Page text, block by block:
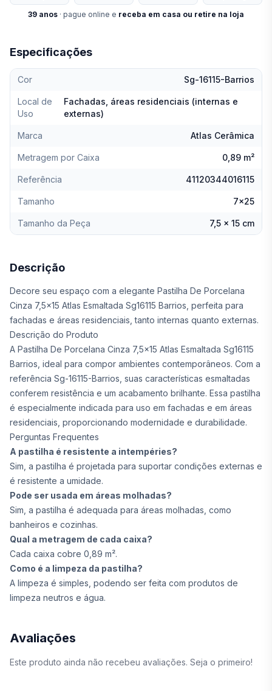
Especificações
Cor Sg-16115-Barrios
Local de
Uso
Fachadas, áreas residenciais (internas e
externas)
Marca Atlas Cerâmica
Metragem por Caixa 0,89 m²
Referência 41120344016115
Tamanho 7x25
Tamanho da Peça 7,5 x 15 cm
Descrição
Decore seu espaço com a elegante Pastilha De Porcelana
Cinza 7,5x15 Atlas Esmaltada Sg16115 Barrios, perfeita para
fachadas e áreas residenciais, tanto internas quanto externas.
Descrição do Produto
A Pastilha De Porcelana Cinza 7,5x15 Atlas Esmaltada Sg16115
Barrios, ideal para compor ambientes contemporâneos. Com a
referência Sg-16115-Barrios, suas características esmaltadas
conferem resistência e um acabamento brilhante. Essa pastilha
é especialmente indicada para uso em fachadas e em áreas
residenciais, proporcionando modernidade e durabilidade.
Perguntas Frequentes
A pastilha é resistente a intempéries?
Sim, a pastilha é projetada para suportar condições externas e
é resistente a umidade.
Pode ser usada em áreas molhadas?
Sim, a pastilha é adequada para áreas molhadas, como
banheiros e cozinhas.
Qual a metragem de cada caixa?
Cada caixa cobre 0,89 m².
Como é a limpeza da pastilha?
A limpeza é simples, podendo ser feita com produtos de
limpeza neutros e água.
Avaliações
Este produto ainda não recebeu avaliações. Seja o primeiro!
39 anos · pague online e receba em casa ou retire na loja